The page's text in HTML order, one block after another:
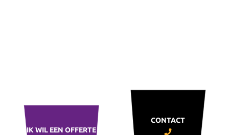
IK WIL EEN OFFERTE
CONTACT